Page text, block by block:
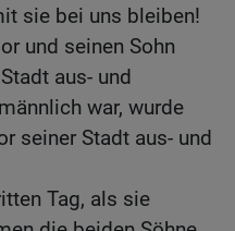
sie bei uns bleiben!
und seinen Sohn
aus- und
war, wurde
seiner Stadt aus- und
Tag, als sie